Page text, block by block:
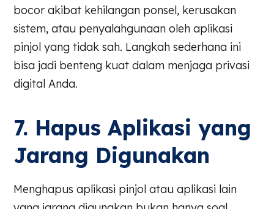
bocor akibat kehilangan ponsel, kerusakan
sistem, atau penyalahgunaan oleh aplikasi
pinjol yang tidak sah. Langkah sederhana ini
bisa jadi benteng kuat dalam menjaga privasi
digital Anda.
7. Hapus Aplikasi yang
Jarang Digunakan
Menghapus aplikasi pinjol atau aplikasi lain